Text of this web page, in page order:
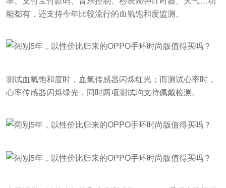
能都有，还支持今年比较流行的血氧饱和度监测。
测试血氧饱和度时，血氧传感器闪烁红光；而测试心率时，
心率传感器闪烁绿光，同时两项测试均支持佩戴检测。